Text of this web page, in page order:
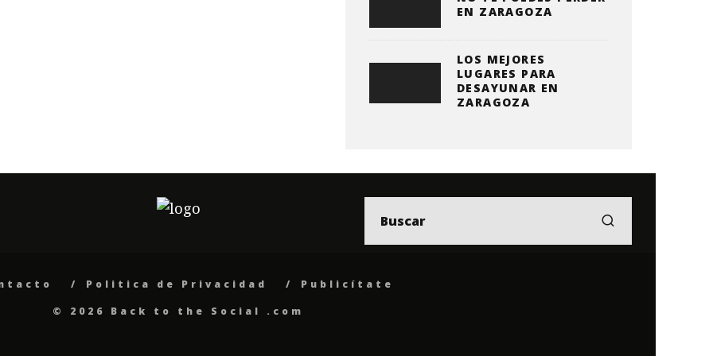
EN ZARAGOZA
LOS MEJORES
LUGARES PARA
DESAYUNAR EN
ZARAGOZA
Politica de Privacidad
Publicítate
© 2026 Back to the Social .com